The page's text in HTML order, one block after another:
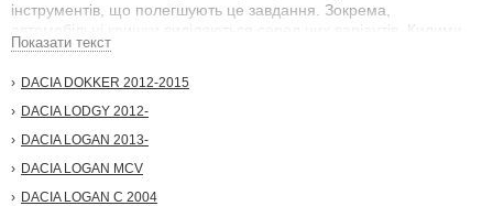
інструментів, що полегшують це завдання. Зокрема,
автомобільні кришки виділяються серед цих варіантів. Килими
Jilly MK Cross також відіграють важливу роль у підтримці кабіни.
захищаючи оббивку і підлогу від подряпин і зносу. Вони також
допомагають запобігти пошкодженням від тріщин та інших
вирішальне значення для захисту інтер'єру від іржі та корозії,
допомагаючи втримати вологу від потрапляння в салон взуття.
Показати текст
DACIA DOKKER 2012-2015
DACIA LODGY 2012-
DACIA LOGAN 2013-
DACIA LOGAN MCV
DACIA LOGAN С 2004